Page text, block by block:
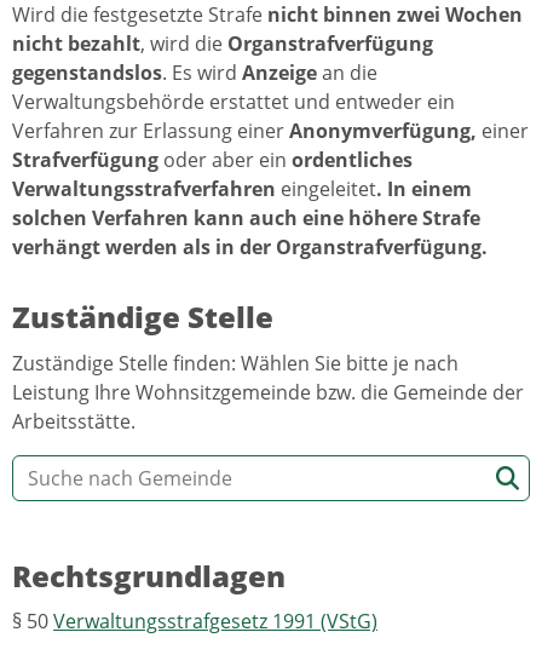
Wird die festgesetzte Strafe nicht binnen zwei Wochen
nicht bezahlt, wird die Organstrafverfügung
gegenstandslos. Es wird Anzeigean die
Verwaltungsbehörde erstattet und entweder ein
Verfahren zur Erlassung einerAnonymverfügung, einer
Strafverfügung oder aber ein ordentliches
Verwaltungsstrafverfahren eingeleitet. In einem
solchen Verfahren kann auch eine höhere Strafe
verhängt werden als in der Organstrafverfügung.
Zuständige Stelle
Zuständige Stelle finden: Wählen Sie bitte je nach
Leistung Ihre Wohnsitzgemeinde bzw. die Gemeinde der
Arbeitsstätte.
Rechtsgrundlagen
§ 50Verwaltungsstrafgesetz 1991 (VStG)